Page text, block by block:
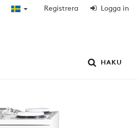
Registrera Logga in
HAKU